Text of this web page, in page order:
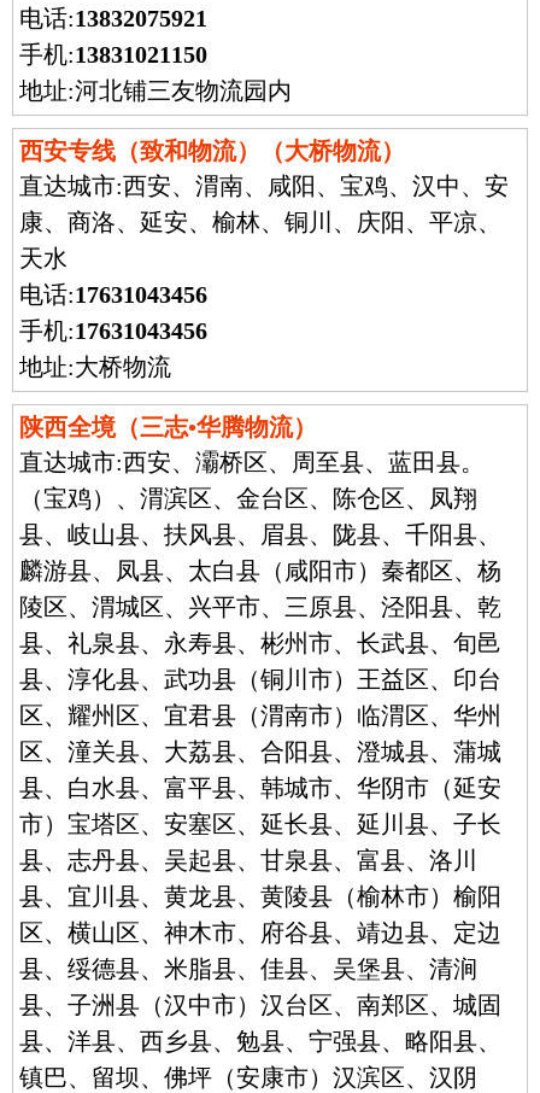
电话:13832075921
手机:13831021150
地址:河北铺三友物流园内
西安专线（致和物流）（大桥物流）
直达城市:西安、渭南、咸阳、宝鸡、汉中、安
康、商洛、延安、榆林、铜川、庆阳、平凉、
天水
电话:17631043456
手机:17631043456
地址:大桥物流
陕西全境（三志•华腾物流）
直达城市:西安、灞桥区、周至县、蓝田县。
（宝鸡）、渭滨区、金台区、陈仓区、凤翔
县、岐山县、扶风县、眉县、陇县、千阳县、
麟游县、凤县、太白县（咸阳市）秦都区、杨
陵区、渭城区、兴平市、三原县、泾阳县、乾
县、礼泉县、永寿县、彬州市、长武县、旬邑
县、淳化县、武功县（铜川市）王益区、印台
区、耀州区、宜君县（渭南市）临渭区、华州
区、潼关县、大荔县、合阳县、澄城县、蒲城
县、白水县、富平县、韩城市、华阴市（延安
市）宝塔区、安塞区、延长县、延川县、子长
县、志丹县、吴起县、甘泉县、富县、洛川
县、宜川县、黄龙县、黄陵县（榆林市）榆阳
区、横山区、神木市、府谷县、靖边县、定边
县、绥德县、米脂县、佳县、吴堡县、清涧
县、子洲县（汉中市）汉台区、南郑区、城固
县、洋县、西乡县、勉县、宁强县、略阳县、
镇巴、留坝、佛坪（安康市）汉滨区、汉阴